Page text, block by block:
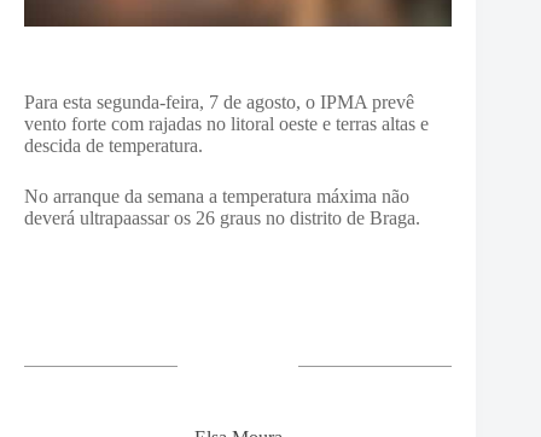
Para esta segunda-feira, 7 de agosto, o IPMA prevê
vento forte com rajadas no litoral oeste e terras altas e
descida de temperatura.
No arranque da semana a temperatura máxima não
deverá ultrapaassar os 26 graus no distrito de Braga.